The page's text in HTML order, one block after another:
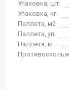
Упаковка, шт.
Упаковка, кг.
Паллета, м2
Паллета, уп.
Паллета, кг.